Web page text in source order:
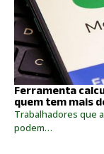
Ferramenta
quem tem mais
Trabalhadores que
podem…